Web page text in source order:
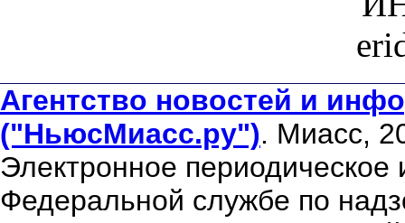
Агентство новостей и
("НьюсМиасс.ру"). Миасс,
Электронное периодическое
Федеральной службе по